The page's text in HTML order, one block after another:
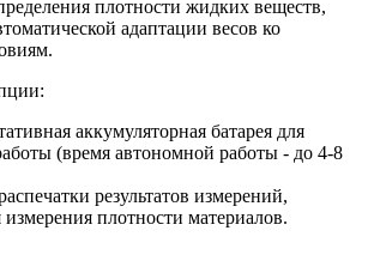
плотности жидких веществ,
адаптации весов ко
аккумуляторная батарея для
(время автономной работы - до 4-8
результатов измерений,
плотности материалов.